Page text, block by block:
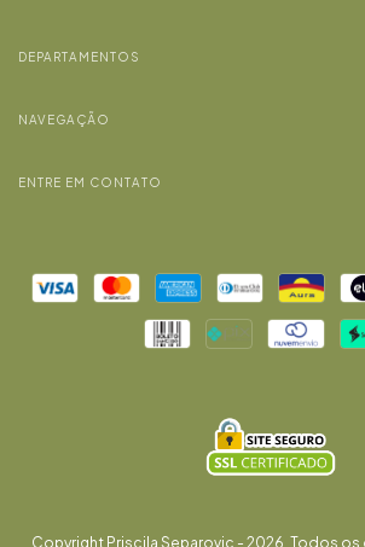
DEPARTAMENTOS
NAVEGAÇÃO
ENTRE EM CONTATO
Copyright Priscila Separovic - 2026. Todos